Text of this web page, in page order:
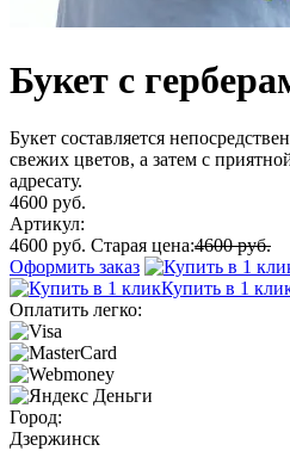
Букет с
Букет составляется
свежих цветов, а затем с
адресату.
4600 руб.
Артикул:
4600 руб. Старая цена:4600 руб.
Оформить заказ
Купить в 1
Оплатить легко:
Город:
Дзержинск